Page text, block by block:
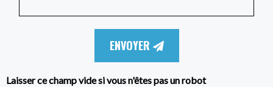
ENVOYER
Laisser ce champ vide si vous n'êtes pas un robot